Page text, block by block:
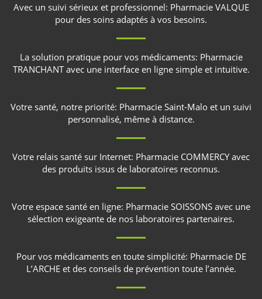
Avec un suivi sérieux et professionnel: Pharmacie VALQUE
pour des soins adaptés à vos besoins.
La solution pratique pour vos médicaments: Pharmacie
TRANCHANTavec une interface en ligne simple et intuitive.
Votre santé, notre priorité: Pharmacie Saint-Malo et un suivi
personnalisé, même à distance.
Votre relais santé sur Internet: Pharmacie COMMERCYavec
des produits issus de laboratoires reconnus.
Votre espace santé en ligne: Pharmacie SOISSONS avec une
sélection exigeante de nos laboratoires partenaires.
Pour vos médicaments en toute simplicité: Pharmacie DE
L’ARCHEet des conseils de prévention toute l’année.